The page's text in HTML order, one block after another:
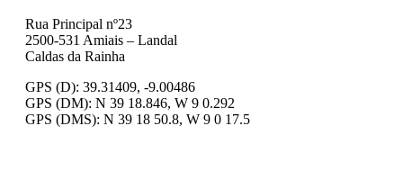
Rua Principal nº23
2500-531 Amiais – Landal
Caldas da Rainha
GPS (D): 39.31409, -9.00486
GPS (DM): N 39 18.846, W 9 0.292
GPS (DMS): N 39 18 50.8, W 9 0 17.5